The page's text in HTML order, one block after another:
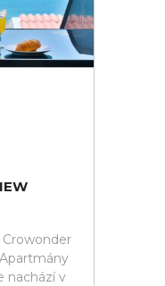
nachází v